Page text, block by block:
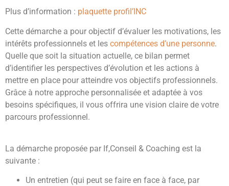
Plus d’information : plaquette profil’INC
Cette démarche a pour objectif d’évaluer les motivations, les
intérêts professionnels et les compétences d’une personne.
Quelle que soit la situation actuelle, ce bilan permet
d’identifier les perspectives d’évolution et les actions à
mettre en place pour atteindre vos objectifs professionnels.
Grâce à notre approche personnalisée et adaptée à vos
besoins spécifiques, il vous offrira une vision claire de votre
parcours professionnel.
La démarche proposée par If,Conseil & Coaching est la
suivante :
Un entretien (qui peut se faire en face à face, par